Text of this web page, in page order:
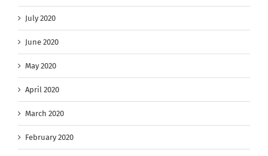
July 2020
June 2020
May 2020
April 2020
March 2020
February 2020